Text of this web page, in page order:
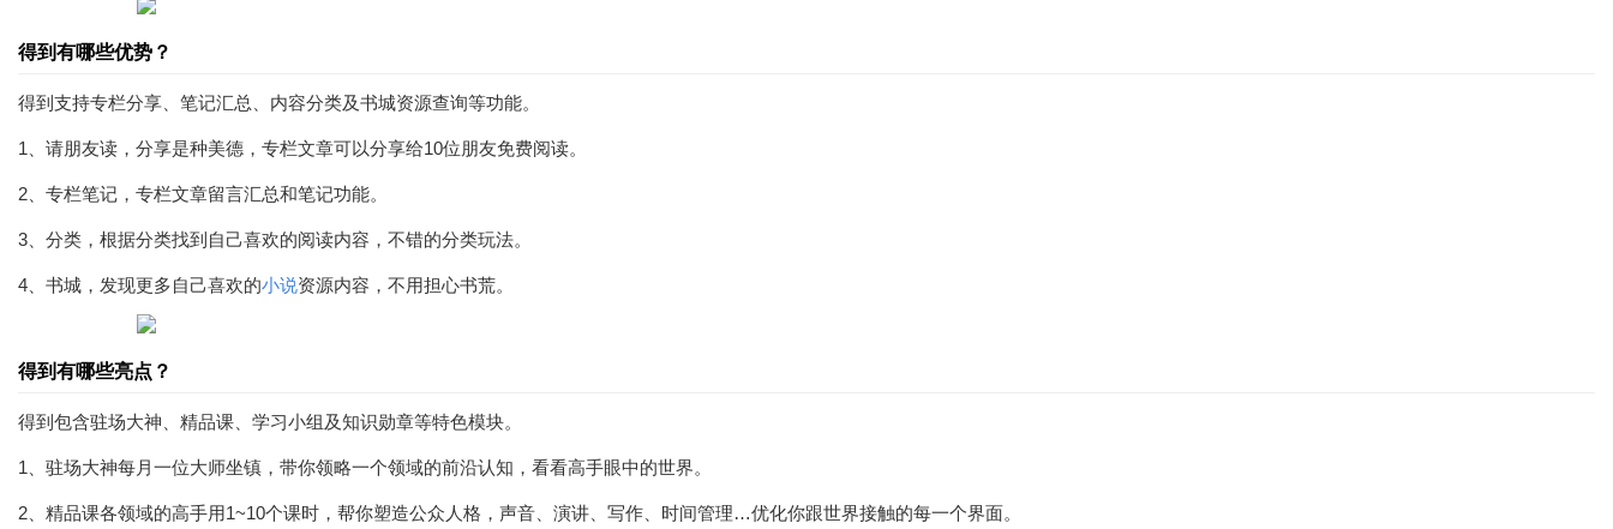
得到有哪些优势？
得到支持专栏分享、笔记汇总、内容分类及书城资源查询等功能。
1、请朋友读，分享是种美德，专栏文章可以分享给10位朋友免费阅读。
2、专栏笔记，专栏文章留言汇总和笔记功能。
3、分类，根据分类找到自己喜欢的阅读内容，不错的分类玩法。
4、书城，发现更多自己喜欢的小说资源内容，不用担心书荒。
得到有哪些亮点？
得到包含驻场大神、精品课、学习小组及知识勋章等特色模块。
1、驻场大神每月一位大师坐镇，带你领略一个领域的前沿认知，看看高手眼中的世界。
2、精品课各领域的高手用1~10个课时，帮你塑造公众人格，声音、演讲、写作、时间管理…优化你跟世界接触的每一个界面。